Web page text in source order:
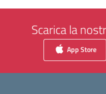
Scarica la
App Store